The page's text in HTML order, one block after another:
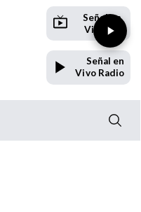
Señal en
Vivo TV
Señal en
Vivo Radio